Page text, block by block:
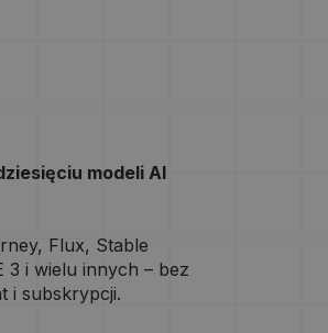
modeli AI
Flux, Stable
3 i wielu innych – bez
i subskrypcji.